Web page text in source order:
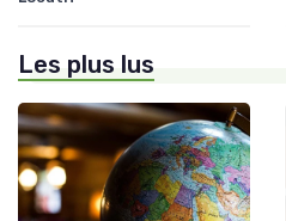
Les plus lus